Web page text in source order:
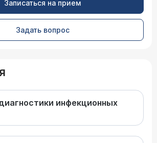
Записаться на прием
Задать вопрос
инфекционных